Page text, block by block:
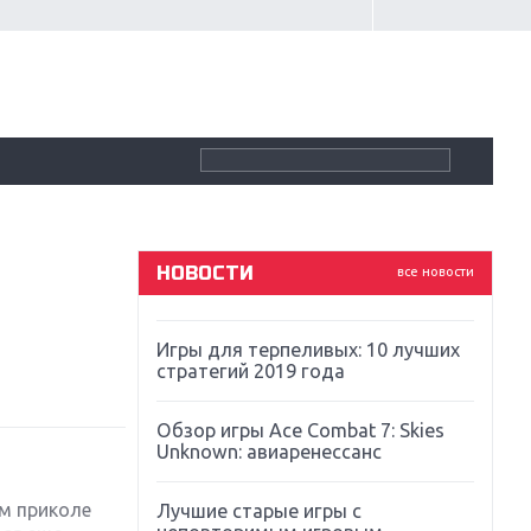
приколе
все новости
НОВОСТИ
Souls
Far Cry 5: хвалить нельзя ругать
Игры для терпеливых: 10 лучших
стратегий 2019 года
Обзор игры Ace Combat 7: Skies
Unknown: авиаренессанс
Лучшие старые игры с